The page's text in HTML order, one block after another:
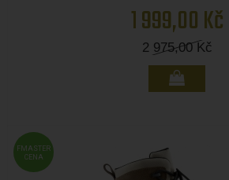
1 999,00 Kč
2 975,00Kč
FMASTER
CENA